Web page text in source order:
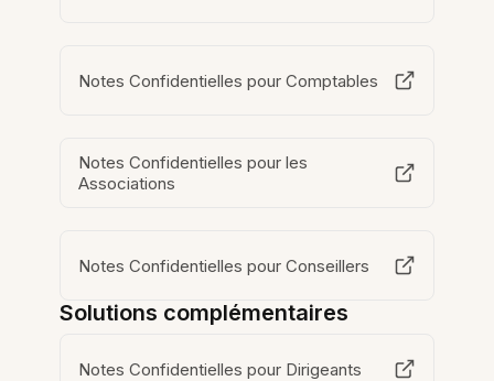
Notes Confidentielles pour Comptables
Notes Confidentielles pour les
Associations
Notes Confidentielles pour Conseillers
Solutions complémentaires
Notes Confidentielles pour Dirigeants